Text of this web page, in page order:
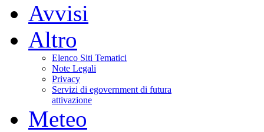
Avvisi
Altro
Elenco Siti Tematici
Note Legali
Privacy
Servizi di egovernment di futura
attivazione
Meteo